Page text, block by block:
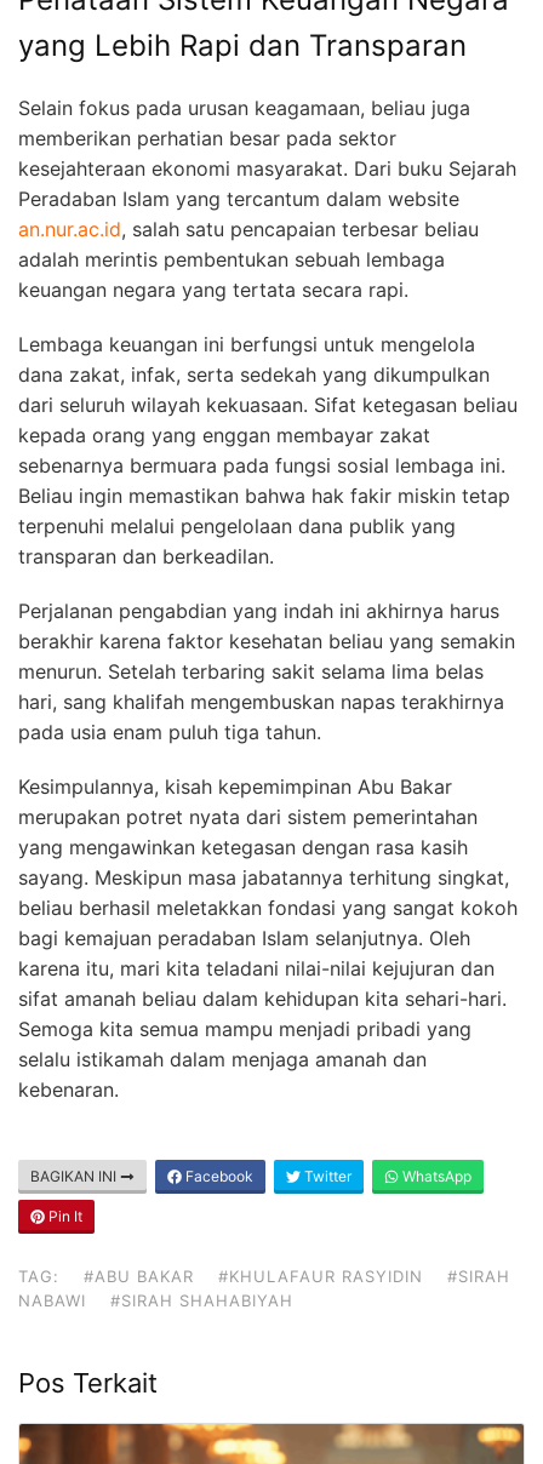
yang Lebih Rapi dan Transparan
Selain fokus pada urusan keagamaan, beliau juga
memberikan perhatian besar pada sektor
kesejahteraan ekonomi masyarakat. Dari buku Sejarah
Peradaban Islam yang tercantum dalam website
an.nur.ac.id, salah satu pencapaian terbesar beliau
adalah merintis pembentukan sebuah lembaga
keuangan negara yang tertata secara rapi.
Lembaga keuangan ini berfungsi untuk mengelola
dana zakat, infak, serta sedekah yang dikumpulkan
dari seluruh wilayah kekuasaan. Sifat ketegasan beliau
kepada orang yang enggan membayar zakat
sebenarnya bermuara pada fungsi sosial lembaga ini.
Beliau ingin memastikan bahwa hak fakir miskin tetap
terpenuhi melalui pengelolaan dana publik yang
transparan dan berkeadilan.
Perjalanan pengabdian yang indah ini akhirnya harus
berakhir karena faktor kesehatan beliau yang semakin
menurun. Setelah terbaring sakit selama lima belas
hari, sang khalifah mengembuskan napas terakhirnya
pada usia enam puluh tiga tahun.
Kesimpulannya, kisah kepemimpinan Abu Bakar
merupakan potret nyata dari sistem pemerintahan
yang mengawinkan ketegasan dengan rasa kasih
sayang. Meskipun masa jabatannya terhitung singkat,
beliau berhasil meletakkan fondasi yang sangat kokoh
bagi kemajuan peradaban Islam selanjutnya. Oleh
karena itu, mari kita teladani nilai-nilai kejujuran dan
sifat amanah beliau dalam kehidupan kita sehari-hari.
Semoga kita semua mampu menjadi pribadi yang
selalu istikamah dalam menjaga amanah dan
kebenaran.
BAGIKAN INI Facebook Twitter WhatsApp
Pin It
TAG: #ABU BAKAR #KHULAFAUR RASYIDIN
#SIRAH
NABAWI
#SIRAH SHAHABIYAH
Pos Terkait